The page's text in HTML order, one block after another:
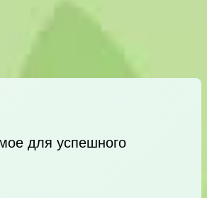
для успешного